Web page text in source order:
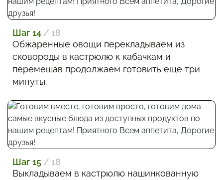
Шаг 14 / 18
Обжаренные овощи перекладываем из
сковороды в кастрюлю к кабачкам и
перемешав продолжаем готовить еще три
минуты.
Шаг 15 / 18
Выкладываем в кастрюлю нашинкованную